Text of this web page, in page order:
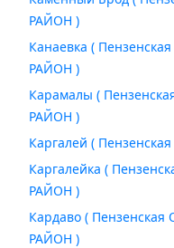
РАЙОН )
Канаевка (
РАЙОН )
Карамалы (
РАЙОН )
Каргалей (
Каргалейка (
РАЙОН )
Кардаво (
РАЙОН )